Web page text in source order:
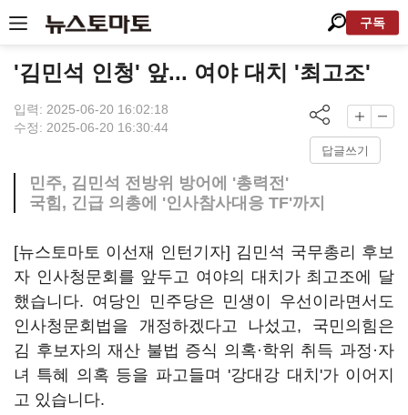
구독
'김민석 인청' 앞... 여야 대치 '최고조'
입력: 2025-06-20 16:02:18
수정: 2025-06-20 16:30:44
답글쓰기
민주, 김민석 전방위 방어에 '총력전'
국힘, 긴급 의총에 '인사참사대응 TF'까지
[뉴스토마토 이선재 인턴기자] 김민석 국무총리 후보
자 인사청문회를 앞두고 여야의 대치가 최고조에 달
했습니다. 여당인 민주당은 민생이 우선이라면서도
인사청문회법을 개정하겠다고 나섰고, 국민의힘은
김 후보자의 재산 불법 증식 의혹·학위 취득 과정·자
녀 특혜 의혹 등을 파고들며 '강대강 대치'가 이어지
고 있습니다.